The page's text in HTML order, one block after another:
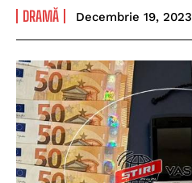
DRAMĂ Decembrie 19, 2023